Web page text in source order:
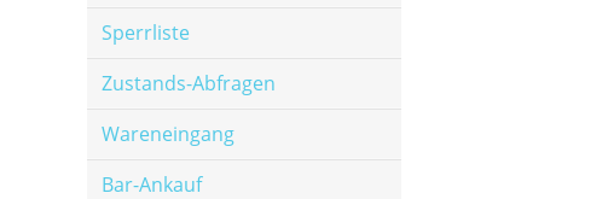
Sperrliste
Zustands-Abfragen
Wareneingang
Bar-Ankauf